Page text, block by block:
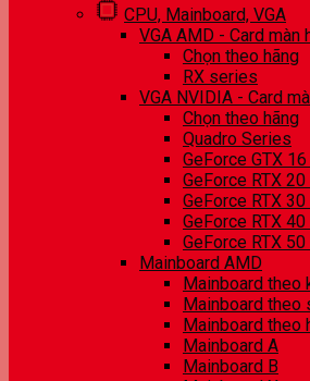
CPU, Mainboard, VGA
VGA AMD - Card màn
Chọn theo hãng
RX series
VGA NVIDIA - Card
Chọn theo hãng
Quadro Series
GeForce GTX
GeForce RTX
GeForce RTX
GeForce RTX
GeForce RTX
Mainboard AMD
Mainboard theo
Mainboard theo
Mainboard theo
Mainboard A
Mainboard B